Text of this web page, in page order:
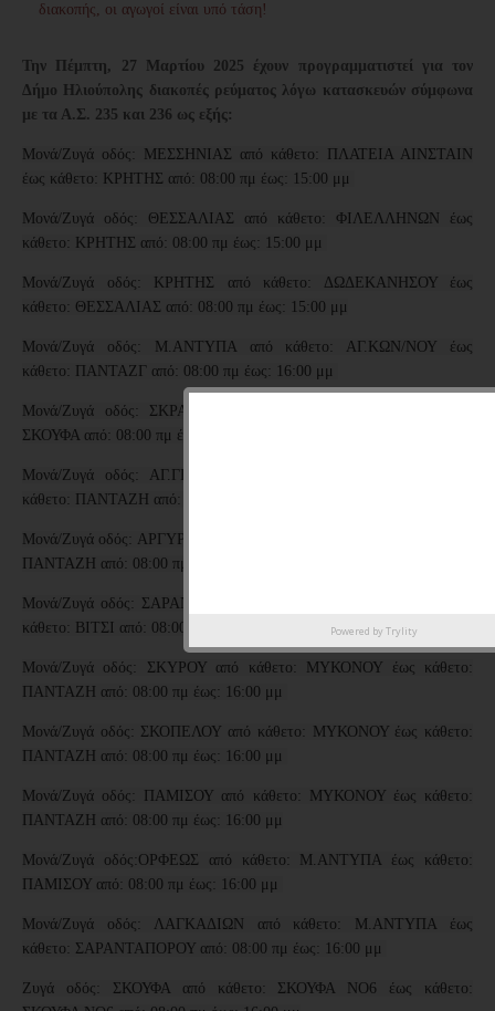
διακοπής, οι αγωγοί είναι υπό τάση!
Την Πέμπτη, 27 Μαρτίου 2025 έχουν προγραμματιστεί για τον
Δήμο Ηλιούπολης διακοπές ρεύματος λόγω κατασκευών σύμφωνα
με τα Α.Σ. 235 και 236 ως εξής:
Μονά/Ζυγά οδός: ΜΕΣΣΗΝΙΑΣ από κάθετο: ΠΛΑΤΕΙΑ ΑΙΝΣΤΑΙΝ
έως κάθετο: ΚΡΗΤΗΣ από: 08:00 πμ έως: 15:00 μμ
Μονά/Ζυγά οδός: ΘΕΣΣΑΛΙΑΣ από κάθετο: ΦΙΛΕΛΛΗΝΩΝ έως
κάθετο: ΚΡΗΤΗΣ από: 08:00 πμ έως: 15:00 μμ
Μονά/Ζυγά οδός: ΚΡΗΤΗΣ από κάθετο: ΔΩΔΕΚΑΝΗΣΟΥ έως
κάθετο: ΘΕΣΣΑΛΙΑΣ από: 08:00 πμ έως: 15:00 μμ
Μονά/Ζυγά οδός: Μ.ΑΝΤΥΠΑ από κάθετο: ΑΓ.ΚΩΝ/ΝΟΥ έως
κάθετο: ΠΑΝΤΑΖΓ από: 08:00 πμ έως: 16:00 μμ
Μονά/Ζυγά οδός: ΣΚΡΑ από κάθετο: ΑΓ.ΚΩΝ/ΝΟΥ έως κάθετο:
ΣΚΟΥΦΑ από: 08:00 πμ έως: 16:00 μμ
Μονά/Ζυγά οδός: ΑΓ.ΓΕΩΡΓΙΟΥ από κάθετο: ΑΓ.ΚΩΝ/ΝΟΥ έως
κάθετο: ΠΑΝΤΑΖΗ από: 08:00 πμ έως: 16:00 μμ
Μονά/Ζυγά οδός: ΑΡΓΥΡΚΑΣΤΡΟΥ από κάθετο: ΘΑΣΟΥ έως κάθετο:
ΠΑΝΤΑΖΗ από: 08:00 πμ έως: 16:00 μμ
Μονά/Ζυγά οδός: ΣΑΡΑΝΤΑΠΟΡΟΥ από κάθετο: ΛΑΓΚΑΔΙΩΝ έως
κάθετο: ΒΙΤΣΙ από: 08:00 πμ έως: 16:00 μμ
Μονά/Ζυγά οδός: ΣΚΥΡΟΥ από κάθετο: ΜΥΚΟΝΟΥ έως κάθετο:
ΠΑΝΤΑΖΗ από: 08:00 πμ έως: 16:00 μμ
Μονά/Ζυγά οδός: ΣΚΟΠΕΛΟΥ από κάθετο: ΜΥΚΟΝΟΥ έως κάθετο:
ΠΑΝΤΑΖΗ από: 08:00 πμ έως: 16:00 μμ
Μονά/Ζυγά οδός: ΠΑΜΙΣΟΥ από κάθετο: ΜΥΚΟΝΟΥ έως κάθετο:
ΠΑΝΤΑΖΗ από: 08:00 πμ έως: 16:00 μμ
Μονά/Ζυγά οδός:ΟΡΦΕΩΣ από κάθετο: Μ.ΑΝΤΥΠΑ έως κάθετο:
ΠΑΜΙΣΟΥ από: 08:00 πμ έως: 16:00 μμ
Μονά/Ζυγά οδός: ΛΑΓΚΑΔΙΩΝ από κάθετο: Μ.ΑΝΤΥΠΑ έως
κάθετο: ΣΑΡΑΝΤΑΠΟΡΟΥ από: 08:00 πμ έως: 16:00 μμ
Ζυγά οδός: ΣΚΟΥΦΑ από κάθετο: ΣΚΟΥΦΑ ΝΟ6 έως κάθετο:
Powered by Trylity